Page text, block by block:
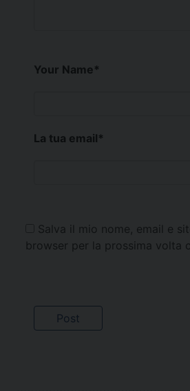
Your Name*
La tua email*
Salva il mio nome, email e
browser per la prossima volta